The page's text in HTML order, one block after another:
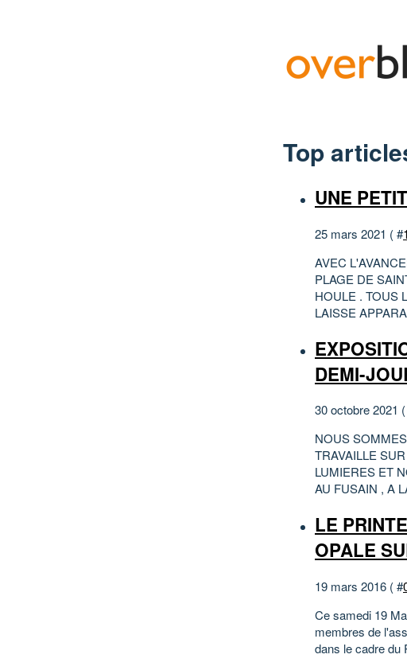
Top
UNE
25 mars 2021 ( #
AVEC
PLAGE DE
HOULE . TOUS
LAISSE
DEMI-
30 octobre 2021
NOUS
TRAVAILLE
LUMIERES ET
AU FUSAIN , A
LE
OPALE
19 mars 2016 ( #
Ce samedi 19
membres de
dans le cadre du